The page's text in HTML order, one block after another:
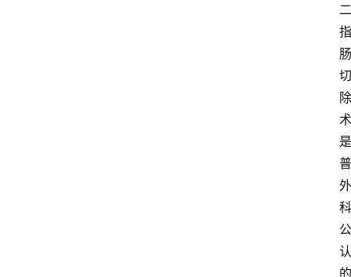
二
指
肠
切
除
术
是
普
外
科
公
认
的